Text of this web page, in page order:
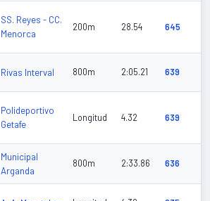
SS. Reyes - CC.
Menorca
200m 28.54 645
Rivas Interval 800m 2:05.21 639
Polideportivo
Getafe
Longitud 4.32 639
Municipal
Arganda
800m 2:33.86 636